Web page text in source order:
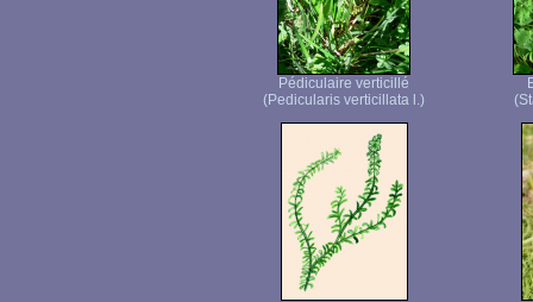
Pédiculaire verticillé
(Pedicularis verticillata l.)